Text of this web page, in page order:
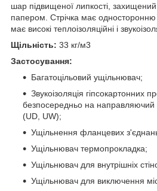
шар підвищеної липкості, захищений
папером. Стрічка має
має високі теплоізоляційні і
Щільність: 33 кг/м3
Застосування:
Багатоцільовий ущільнювач;
Звукоізоляція гіпсокартонних
безпосередньо на
(UD, UW);
Ущільнення фланцевих
Ущільнювач термопрокладка;
Ущільнювач для внутрішніх
Ущільнювач для виключення